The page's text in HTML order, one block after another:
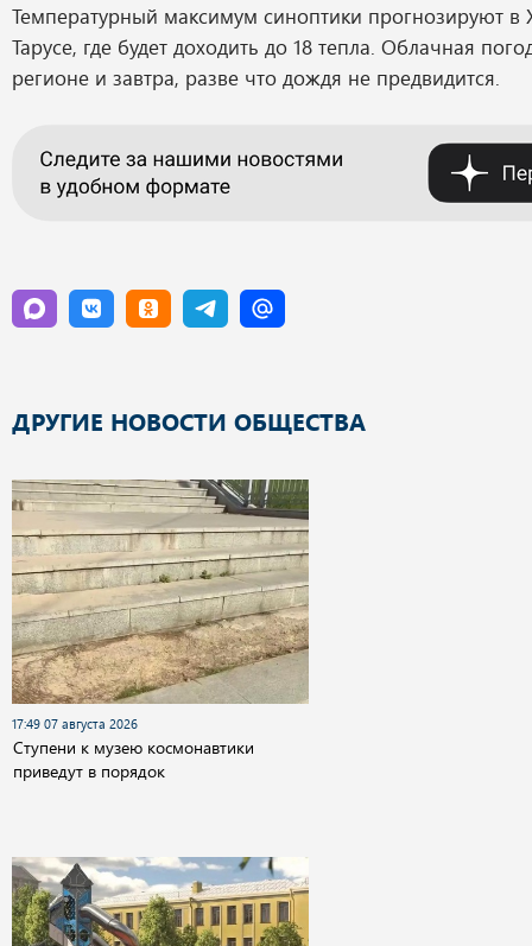
Температурный максимум синоптики прогнозируют в
Тарусе, где будет доходить до 18 тепла. Облачная
регионе и завтра, разве что дождя не предвидится.
ДРУГИЕ НОВОСТИ ОБЩЕСТВА
17:49 07 августа 2026
Cтупени к музею космонавтики
приведут в порядок